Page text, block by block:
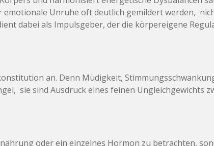
Unruhe oft deutlich gemildert werden,
dabei als Impulsgeber, der die körpereigene
an. Denn Müdigkeit,
sie sind Ausdruck eines feinen Ungleichgewichts
oder ein einzelnes Hormon zu betrachten,